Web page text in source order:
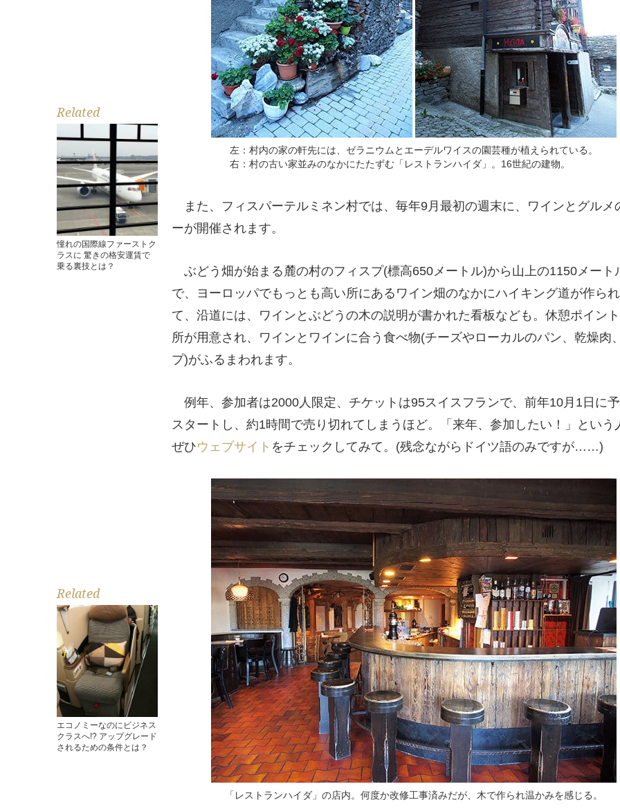
Related
憧れの国際線ファーストク
ラスに 驚きの格安運賃で
乗る裏技とは？
Related
エコノミーなのにビジネス
クラスへ!? アップグレード
されるための条件とは？
左：村内の家の軒先には、ゼラニウムとエーデルワイスの園芸種が植えられている。
右：村の古い家並みのなかにたたずむ「レストランハイダ」。16世紀の建物。
また、フィスパーテルミネン村では、毎年9月最初の週末に、ワインとグルメ
ーが開催されます。
ぶどう畑が始まる麓の村のフィスプ(標高650メートル)から山上の1150メート
で、ヨーロッパでもっとも高い所にあるワイン畑のなかにハイキング道が作ら
て、沿道には、ワインとぶどうの木の説明が書かれた看板なども。休憩ポイン
所が用意され、ワインとワインに合う食べ物(チーズやローカルのパン、乾燥肉
プ)がふるまわれます。
例年、参加者は2000人限定、チケットは95スイスフランで、前年10月1日に
スタートし、約1時間で売り切れてしまうほど。「来年、参加したい！」という
ぜひウェブサイト をチェックしてみて。(残念ながらドイツ語のみですが……)
「レストランハイダ」の店内。何度か改修工事済みだが、木で作られ温かみを感じる。